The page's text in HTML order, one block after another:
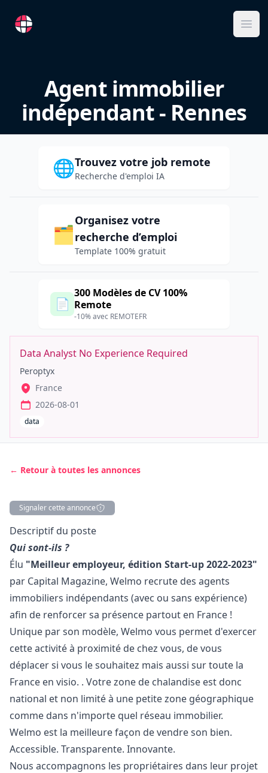
RemoteFR
Agent immobilier
indépendant - Rennes
🌐Trouvez votre job remote
Recherche d'emploi IA
🗂️
Organisez votre
recherche d’emploi
Template 100% gratuit
📄
300 Modèles de CV 100%
Remote
-10% avec REMOTEFR
Data Analyst No Experience Required
Peroptyx
France
2026-08-01
data
← Retour à toutes les annonces
Signaler cette annonce
Description
Descriptif du poste
Qui sont-ils ?
Élu "Meilleur employeur, édition Start-up 2022-2023"
par Capital Magazine, Welmo recrute des agents
immobiliers indépendants (avec ou sans expérience)
afin de renforcer sa présence partout en France !
Unique par son modèle, Welmo vous permet d'exercer
cette activité à proximité de chez vous, de vous
déplacer si vous le souhaitez mais aussi sur toute la
France en visio. . Votre zone de chalandise est donc
national et non limité à une petite zone géographique
comme dans n'importe quel réseau immobilier.
Welmo est la meilleure façon de vendre son bien.
Accessible. Transparente. Innovante.
Nous accompagnons les propriétaires dans leur projet